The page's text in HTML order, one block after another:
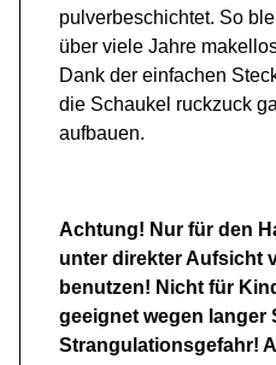
pulverbeschichtet. So
über viele Jahre
Dank der einfachen
die Schaukel ruckzuck
aufbauen.
Achtung! Nur für den
unter direkter Aufsicht
benutzen! Nicht für
geeignet wegen langer
Strangulationsgefahr!